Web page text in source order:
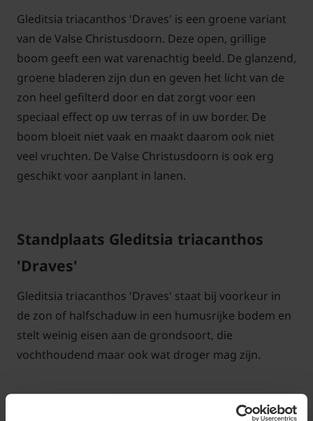
Gleditsia triacanthos 'Draves' is een groene variant
van de Valse Christusdoorn. Deze open, grillige
boom geeft een wat varenachtig beeld. De glanzend,
groene bladeren zijn dun en geven het licht van de
zon heel gefilterd door en dat zorgt voor een
speciaal effect op uw terras of in uw border. De
boom bloeit niet vaak en maakt daarom ook niet
veel vruchten. De Valse Christusdoorn is ook erg
geschikt voor aanplant in lanen.
Standplaats Gleditsia triacanthos
'Draves'
Gleditsia triacanthos 'Draves' staat bij voorkeur in
de zon of halfschaduw in een humusrijke bodem en
stelt weinig eisen aan de grondsoort, die
vochthoudend maar ook wat droger mag zijn.